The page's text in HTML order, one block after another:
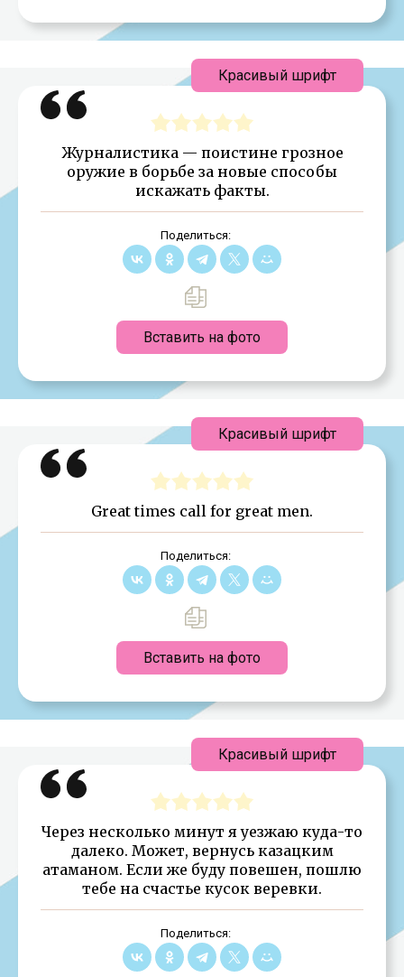
Журналистика — поистине грозное
оружие в борьбе за новые способы
искажать факты.
Поделиться:
Вставить на фото
Красивый шрифт
Great times call for great men.
Поделиться:
Вставить на фото
Красивый шрифт
Через несколько минут я уезжаю куда-то
далеко. Может, вернусь казацким
атаманом. Если же буду повешен, пошлю
тебе на счастье кусок веревки.
Поделиться:
Красивый шрифт